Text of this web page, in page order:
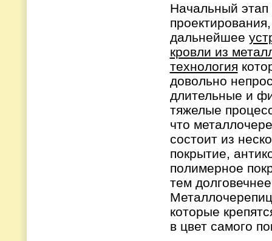
Начальный этап
дальнейшее
кровли из
технология
довольно
длительные и
тяжелые
что
состоит из
покрытие,
полимерное
тем
которые
в цвет самого